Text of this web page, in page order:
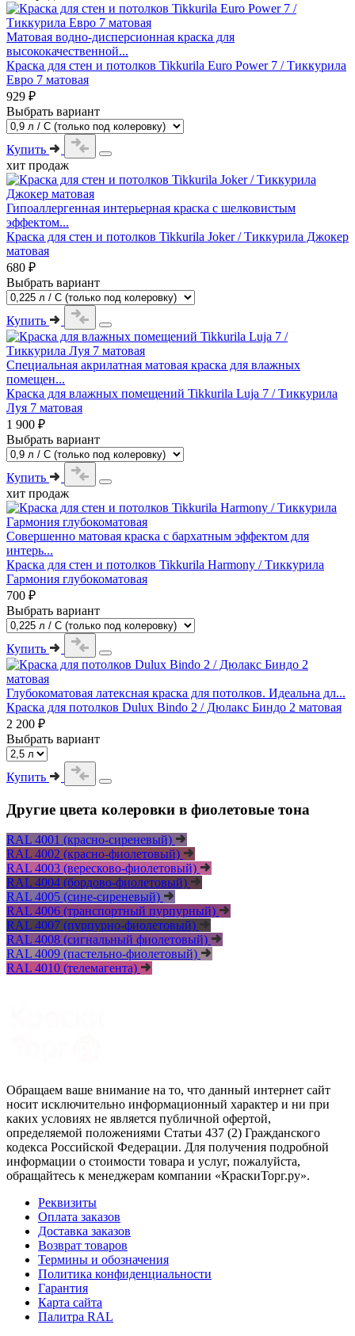
Матовая водно-дисперсионная краска для
высококачественной...
Краска для стен и потолков Tikkurila Euro Power 7 / Тиккурила
Евро 7 матовая
929 ₽
Выбрать вариант
Купить
хит продаж
Гипоаллергенная интерьерная краска с шелковистым
эффектом...
Краска для стен и потолков Tikkurila Joker / Тиккурила Джокер
матовая
680 ₽
Выбрать вариант
Купить
Специальная акрилатная матовая краска для влажных
помещен...
Краска для влажных помещений Tikkurila Luja 7 / Тиккурила
Луя 7 матовая
1 900 ₽
Выбрать вариант
Купить
хит продаж
Совершенно матовая краска с бархатным эффектом для
интерь...
Краска для стен и потолков Tikkurila Harmony / Тиккурила
Гармония глубокоматовая
700 ₽
Выбрать вариант
Купить
Глубокоматовая латексная краска для потолков. Идеальна дл...
Краска для потолков Dulux Bindo 2 / Дюлакс Биндо 2 матовая
2 200 ₽
Выбрать вариант
Купить
Другие цвета колеровки в фиолетовые тона
RAL 4001 (красно-сиреневый)
RAL 4002 (красно-фиолетовый)
RAL 4003 (вересково-фиолетовый)
RAL 4004 (бордово-фиолетовый)
RAL 4005 (сине-сиреневый)
RAL 4006 (транспортный пурпурный)
RAL 4007 (пурпурно-фиолетовый)
RAL 4008 (сигнальный фиолетовый)
RAL 4009 (пастельно-фиолетовый)
RAL 4010 (телемагента)
Обращаем ваше внимание на то, что данный интернет сайт
носит исключительно информационный характер и ни при
каких условиях не является публичной офертой,
определяемой положениями Статьи 437 (2) Гражданского
кодекса Российской Федерации. Для получения подробной
информации о стоимости товара и услуг, пожалуйста,
обращайтесь к менеджерам компании «КраскиТорг.ру».
Реквизиты
Оплата заказов
Доставка заказов
Возврат товаров
Термины и обозначения
Политика конфиденциальности
Гарантия
Карта сайта
Палитра RAL